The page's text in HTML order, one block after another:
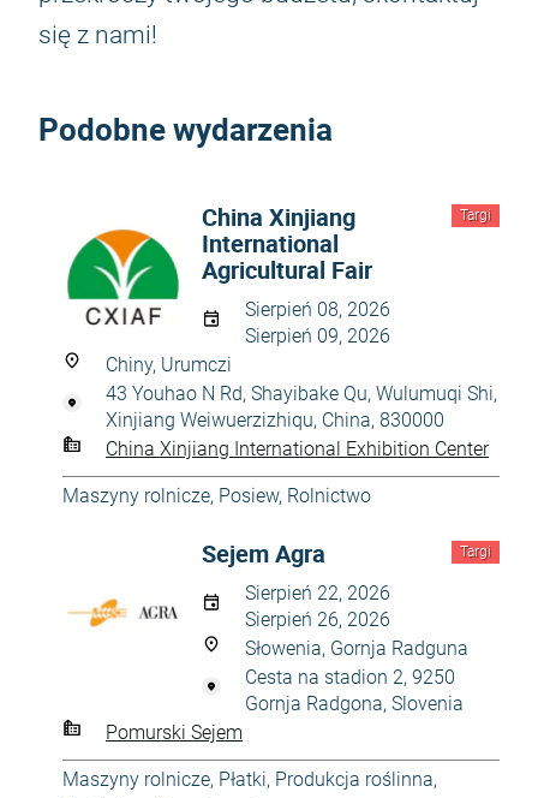
się z nami!
Podobne wydarzenia
Targi
China Xinjiang
International
Agricultural Fair
Sierpień 08, 2026
Sierpień 09, 2026
Chiny, Urumczi
43 Youhao N Rd, Shayibake Qu, Wulumuqi Shi,
Xinjiang Weiwuerzizhiqu, China, 830000
China Xinjiang International Exhibition Center
Maszyny rolnicze, Posiew, Rolnictwo
Targi
Sejem Agra
Sierpień 22, 2026
Sierpień 26, 2026
Słowenia, Gornja Radguna
Cesta na stadion 2, 9250
Gornja Radgona, Slovenia
Pomurski Sejem
Maszyny rolnicze, Płatki, Produkcja roślinna,